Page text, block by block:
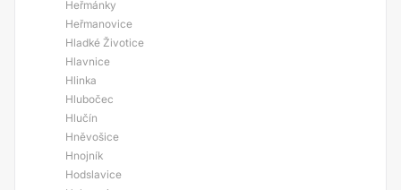
Heřmánky
Heřmanovice
Hladké Životice
Hlavnice
Hlinka
Hlubočec
Hlučín
Hněvošice
Hnojník
Hodslavice